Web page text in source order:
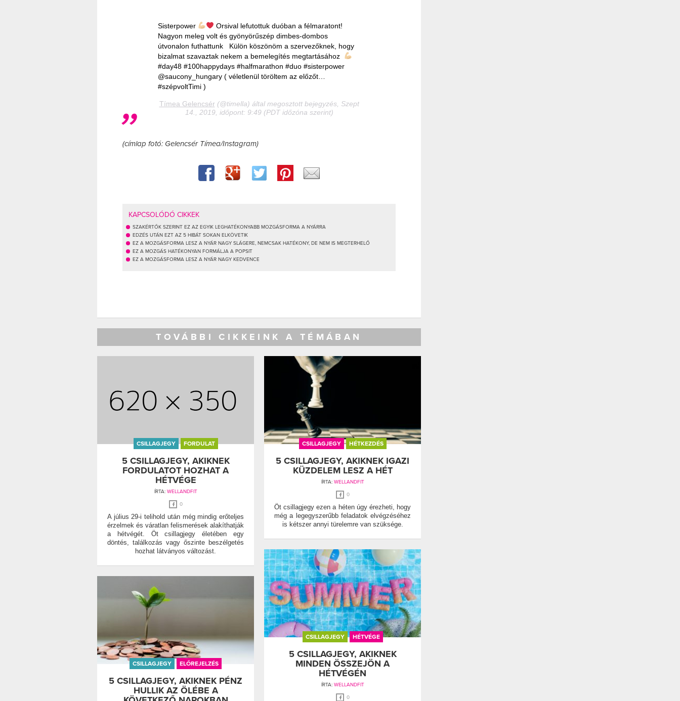
Sisterpower
Orsival lefutottuk duóban a félmaratont!
Nagyon meleg volt és gyönyörűszép dimbes-dombos
útvonalon futhattunk
Külön köszönöm a szervezőknek, hogy
bizalmat szavaztak nekem a bemelegítés megtartásához
#day48 #100happydays #halfmarathon #duo #sisterpower
@saucony_hungary ( véletlenül töröltem az előzőt…
#szépvoltTimi )
Tímea Gelencsér (@timella) által megosztott bejegyzés, Szept
14., 2019, időpont: 9:49 (PDT időzóna szerint)
(címlap fotó: Gelencsér Tímea/Instagram)
KAPCSOLÓDÓ CIKKEK
SZAKÉRTŐK SZERINT EZ AZ EGYIK LEGHATÉKONYABB MOZGÁSFORMA A NYÁRRA
EDZÉS UTÁN EZT AZ 5 HIBÁT SOKAN ELKÖVETIK
EZ A MOZGÁSFORMA LESZ A NYÁR NAGY SLÁGERE, NEMCSAK HATÉKONY, DE NEM IS MEGTERHELŐ
EZ A MOZGÁS HATÉKONYAN FORMÁLJA A POPSIT
EZ A MOZGÁSFORMA LESZ A NYÁR NAGY KEDVENCE
TOVÁBBI CIKKEINK A TÉMÁBAN
CSILLAGJEGY FORDULAT
5 CSILLAGJEGY, AKIKNEK
FORDULATOT HOZHAT A
HÉTVÉGE
ÍRTA: WELLANDFIT
0
A július 29-i telihold után még mindig erőteljes
érzelmek és váratlan felismerések alakíthatják
a hétvégét. Öt csillagjegy életében egy
döntés, találkozás vagy őszinte beszélgetés
hozhat látványos változást.
CSILLAGJEGY HÉTKEZDÉS
5 CSILLAGJEGY, AKIKNEK IGAZI
KÜZDELEM LESZ A HÉT
ÍRTA: WELLANDFIT
0
Öt csillagjegy ezen a héten úgy érezheti, hogy
még a legegyszerűbb feladatok elvégzéséhez
is kétszer annyi türelemre van szüksége.
CSILLAGJEGY HÉTVÉGE
5 CSILLAGJEGY, AKIKNEK
MINDEN ÖSSZEJÖN A
HÉTVÉGÉN
ÍRTA: WELLANDFIT
0
CSILLAGJEGY ELŐREJELZÉS
5 CSILLAGJEGY, AKIKNEK PÉNZ
HULLIK AZ ÖLÉBE A